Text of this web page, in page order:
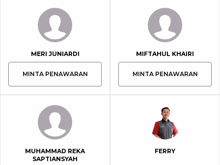
MERI JUNIARDI
MINTA PENAWARAN
MIFTAHUL KHAIRI
MINTA PENAWARAN
MUHAMMAD REKA
SAPTIANSYAH
FERRY